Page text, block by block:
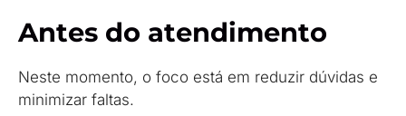
Antes do atendimento
Neste momento, o foco está em reduzir dúvidas e
minimizar faltas.